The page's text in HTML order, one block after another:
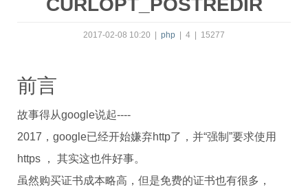
CURLOPT_POSTREDIR
2017-02-08 10:20 php 4 15277
前言
故事得从google说起----
2017，google已经开始嫌弃http了，并“强制”要求使用
https ， 其实这也件好事。
虽然购买证书成本略高，但是免费的证书也有很多，